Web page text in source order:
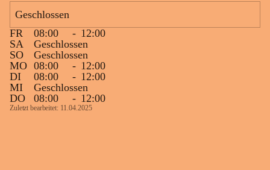
Geschlossen
FR
08:00 - 12:00
SA
Geschlossen
SO
Geschlossen
MO 08:00 - 12:00
DI
08:00 - 12:00
MI
Geschlossen
DO
08:00 - 12:00
Zuletzt bearbeitet: 11.04.2025